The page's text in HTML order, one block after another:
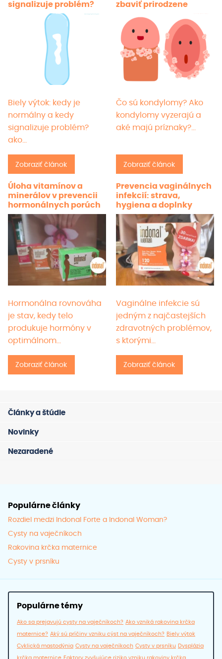
signalizuje problém?
Biely výtok: kedy je
normálny a kedy
signalizuje problém?
ako…
Zobraziť článok
zbaviť prirodzene
Čo sú kondylomy? Ako
kondylomy vyzerajú a
aké majú príznaky?…
Zobraziť článok
Úloha vitamínov a
minerálov v prevencii
hormonálnych porúch
Hormonálna rovnováha
je stav, kedy telo
produkuje hormóny v
optimálnom…
Zobraziť článok
Prevencia vaginálnych
infekcií: strava,
hygiena a doplnky
Vaginálne infekcie sú
jedným z najčastejších
zdravotných problémov,
s ktorými…
Zobraziť článok
Články a štúdie
Novinky
Nezaradené
Populárne články
Rozdiel medzi Indonal Forte a Indonal Woman?
Cysty na vaječníkoch
Rakovina krčka maternice
Cysty v prsníku
Populárne témy
Ako sa prejavujú cysty na vaječníkoch? Ako vzniká rakovina krčka
maternice? Aký sú príčiny vzniku cýst na vaječníkoch? Biely výtok
Cyklická mastodýnia Cysty na vaječníkoch Cysty v prsníku Dysplázia
krčka maternice Faktory zvyšujúce riziko vzniku rakoviny krčka